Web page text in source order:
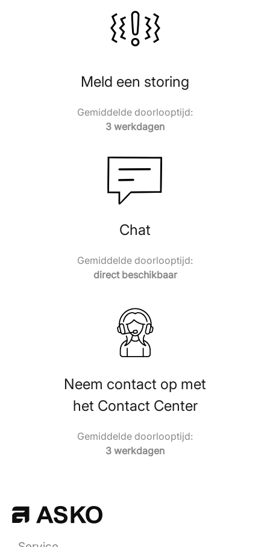
Meld een storing
Gemiddelde doorlooptijd:
3 werkdagen
Chat
Gemiddelde doorlooptijd:
direct beschikbaar
Neem contact op met
het Contact Center
Gemiddelde doorlooptijd:
3 werkdagen